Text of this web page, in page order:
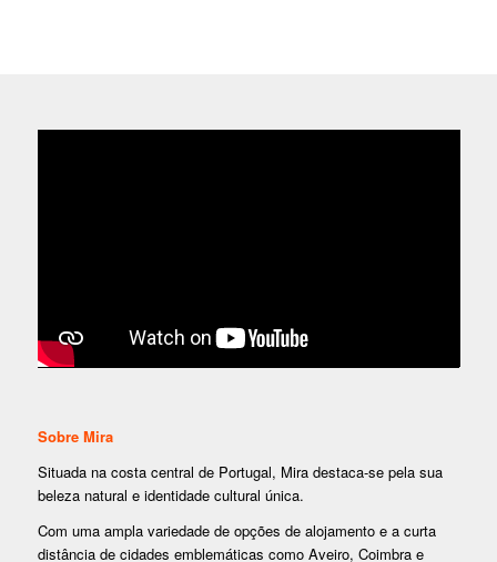
Sobre Mira
Situada na costa central de Portugal, Mira destaca-se pela sua
beleza natural e identidade cultural única.
Com uma ampla variedade de opções de alojamento e a curta
distância de cidades emblemáticas como Aveiro, Coimbra e